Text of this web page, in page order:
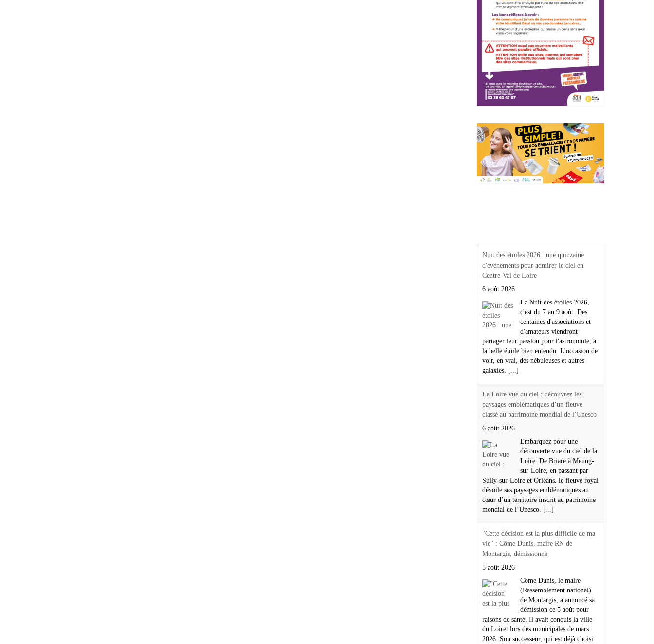
Nuit des étoiles 2026 : une quinzaine
d'évènements pour admirer le ciel en
Centre-Val de Loire
6 août 2026
La Nuit des étoiles 2026,
c'est du 7 au 9 août. Des
centaines d'associations et
d'amateurs viendront
partager leur passion pour l'astronomie, à
la belle étoile bien entendu. L'occasion de
voir, en vrai, des nébuleuses et autres
galaxies.
[...]
La Loire vue du ciel : découvrez les
paysages emblématiques d’un fleuve
classé au patrimoine mondial de l’Unesco
6 août 2026
Embarquez pour une
découverte vue du ciel de la
Loire. De Briare à Meung-
sur-Loire, en passant par
Sully-sur-Loire et Orléans, le fleuve royal
dévoile ses paysages emblématiques au
cœur d’un territoire inscrit au patrimoine
mondial de l’Unesco.
[...]
"Cette décision est la plus difficile de ma
vie" : Côme Dunis, maire RN de
Montargis, démissionne
5 août 2026
Côme Dunis, le maire
(Rassemblement national)
de Montargis, a annoncé sa
démission ce 5 août pour
raisons de santé. Il avait conquis la ville
du Loiret lors des municipales de mars
2026. Son successeur, qui est déjà choisi